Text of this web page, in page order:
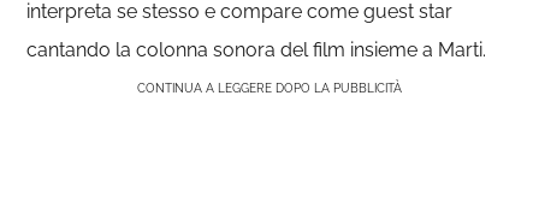
interpreta se stesso e compare come guest star
cantando la colonna sonora del film insieme a Marti.
CONTINUA A LEGGERE DOPO LA PUBBLICITÀ